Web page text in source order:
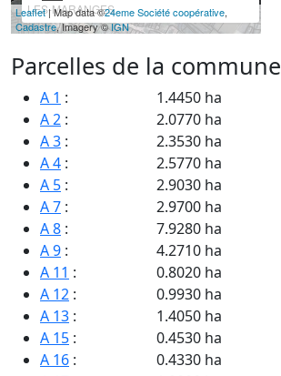
LES-MARANGES
Leaflet| Map data ©24eme Société coopérative,
Cadastre, Imagery ©IGN
Parcelles de la commune
A 1 :
1.4450 ha
A 2 :
2.0770 ha
A 3 :
2.3530 ha
A 4 :
2.5770 ha
A 5 :
2.9030 ha
A 7 :
2.9700 ha
A 8 :
7.9280 ha
A 9 :
4.2710 ha
A 11 :
0.8020 ha
A 12 :
0.9930 ha
A 13 :
1.4050 ha
A 15 :
0.4530 ha
A 16 :
0.4330 ha